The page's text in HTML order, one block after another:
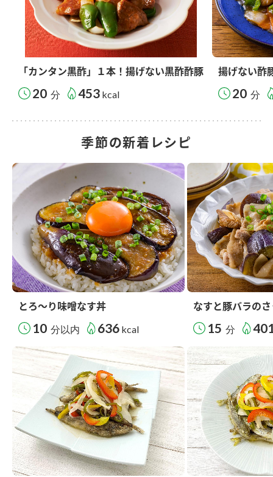
「カンタン黒酢」１本！揚げない黒酢酢豚
20 分 453 kcal
揚げない酢
20 分
季節の新着レシピ
とろ～り味噌なす丼
10 分以内 636 kcal
なすと豚バラの
15 分